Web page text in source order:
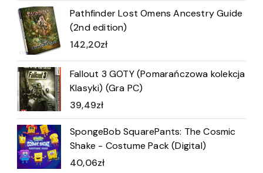
Pathfinder Lost Omens Ancestry Guide
(2nd edition)
142,20zł
Fallout 3 GOTY (Pomarańczowa kolekcja
Klasyki) (Gra PC)
39,49zł
SpongeBob SquarePants: The Cosmic
Shake - Costume Pack (Digital)
40,06zł